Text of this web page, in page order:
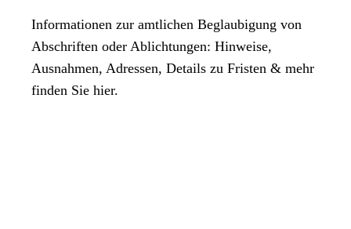
Informationen zur amtlichen Beglaubigung von
Abschriften oder Ablichtungen: Hinweise,
Ausnahmen, Adressen, Details zu Fristen & mehr
finden Sie hier.